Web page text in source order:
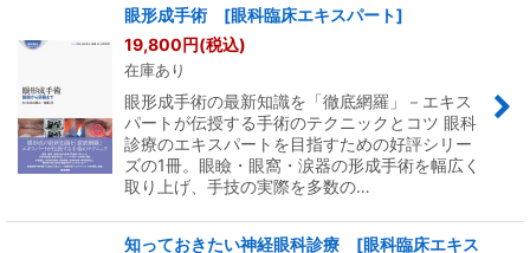
眼形成手術 [眼科臨床エキスパート]
19,800円(税込)
在庫あり
眼形成手術の最新知識を「徹底網羅」－エキス
パートが伝授する手術のテクニックとコツ 眼科
診療のエキスパートを目指すための好評シリー
ズの1冊。眼瞼・眼窩・涙器の形成手術を幅広く
取り上げ、手技の実際を多数の…
知っておきたい神経眼科診療 [眼科臨床エキス